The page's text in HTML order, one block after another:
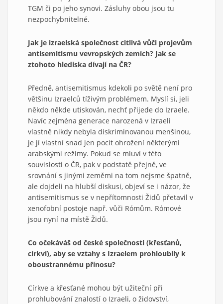
TGM či po jeho synovi. Zásluhy obou jsou tu
nezpochybnitelné.
Jak je izraelská společnost citlivá vůči projevům
antisemitismu vevropských zemích? Jak se
ztohoto hlediska dívají na ČR?
Předně, antisemitismus kdekoli po světě není pro
většinu Izraelců tíživým problémem. Myslí si, jeli
někdo někde utiskován, nechť přijede do Izraele.
Navíc zejména generace narozená v Izraeli
vlastně nikdy nebyla diskriminovanou menšinou,
je jí vlastní snad jen pocit ohrožení některými
arabskými režimy. Pokud se mluví v této
souvislosti o ČR, pak v podstatě přejně, ve
srovnání s jinými zeměmi na tom nejsme špatně,
ale dojdeli na hlubší diskusi, objeví se i názor, že
antisemitismus se v nepřítomnosti Židů přetavil v
xenofobní postoje např. vůči Rómům. Rómové
jsou nyní na místě Židů.
Co očekáváš od české společnosti (křesťanů,
církví), aby se vztahy s Izraelem prohloubily k
oboustrannému přínosu?
Církve a křesťané mohou být užiteční při
prohlubování znalostí o Izraeli, o židovství,